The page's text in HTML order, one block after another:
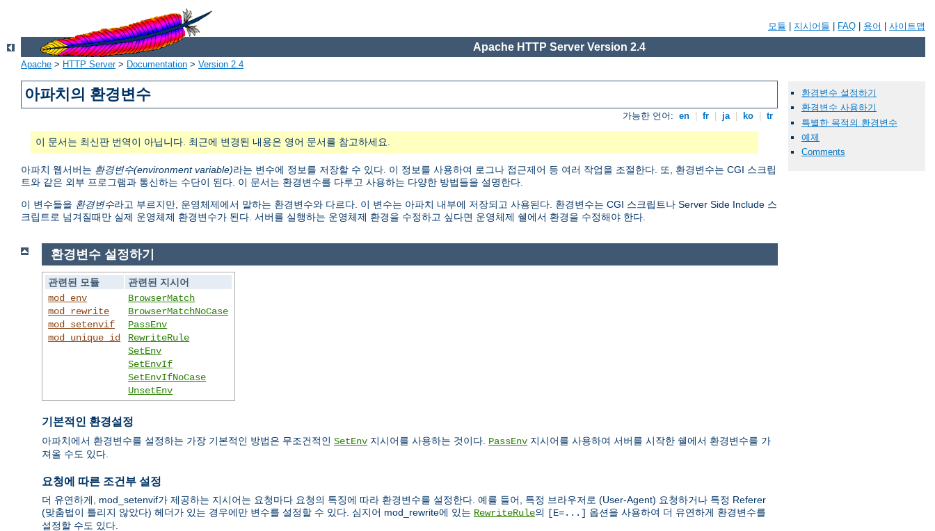
모듈 지시어들 FAQ 용어 사이트맵
Apache HTTP Server Version 2.4
Apache > HTTP Server> Documentation > Version 2.4
아파치의 환경변수
가능한 언어: en fr ja ko tr
이 문서는 최신판 번역이 아닙니다. 최근에 변경된 내용은 영어 문서를 참고하세요.
아파치 웹서버는 환경변수(environment variable)라는 변수에 정보를 저장할 수 있다. 이 정보를 사용하여 로그나 접근제어 등 여러 작업을 조절한다. 또, 환경변수는 CGI 스크립
트와 같은 외부 프로그램과 통신하는 수단이 된다. 이 문서는 환경변수를 다루고 사용하는 다양한 방법들을 설명한다.
이 변수들을 환경변수라고 부르지만, 운영체제에서 말하는 환경변수와 다르다. 이 변수는 아파치 내부에 저장되고 사용된다. 환경변수는 CGI 스크립트나 Server Side Include 스
크립트로 넘겨질때만 실제 운영체제 환경변수가 된다. 서버를 실행하는 운영체제 환경을 수정하고 싶다면 운영체제 쉘에서 환경을 수정해야 한다.
환경변수 설정하기
환경변수 사용하기
특별한 목적의 환경변수
예제
Comments
환경변수 설정하기
관련된 모듈
관련된 지시어
mod_env
mod_rewrite
mod_setenvif
mod_unique_id
BrowserMatch
BrowserMatchNoCase
PassEnv
RewriteRule
SetEnv
SetEnvIf
SetEnvIfNoCase
UnsetEnv
기본적인 환경설정
아파치에서 환경변수를 설정하는 가장 기본적인 방법은 무조건적인 SetEnv 지시어를 사용하는 것이다. PassEnv 지시어를 사용하여 서버를 시작한 쉘에서 환경변수를 가
져올 수도 있다.
요청에 따른 조건부 설정
더 유연하게, mod_setenvif가 제공하는 지시어는 요청마다 요청의 특징에 따라 환경변수를 설정한다. 예를 들어, 특정 브라우저로 (User-Agent) 요청하거나 특정 Referer
(맞춤법이 틀리지 않았다) 헤더가 있는 경우에만 변수를 설정할 수 있다. 심지어 mod_rewrite에 있는 RewriteRule의 [E=...] 옵션을 사용하여 더 유연하게 환경변수를
설정할 수도 있다.